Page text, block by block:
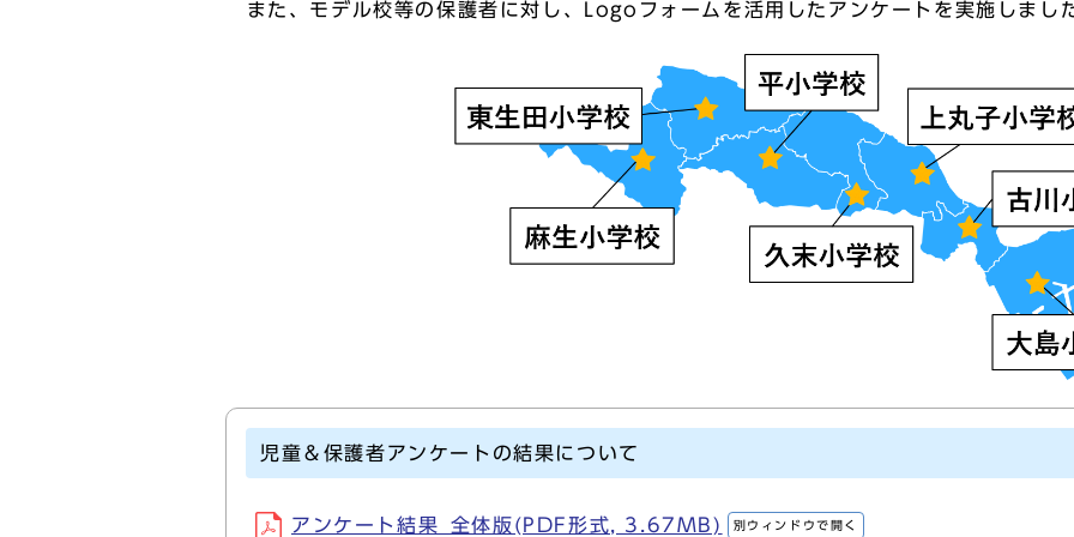
また、モデル校等の保護者に対し、Logoフォームを活用したアンケートを実施しまし
児童＆保護者アンケートの結果について
アンケート結果_全体版(PDF形式, 3.67MB) 別ウィンドウで開く